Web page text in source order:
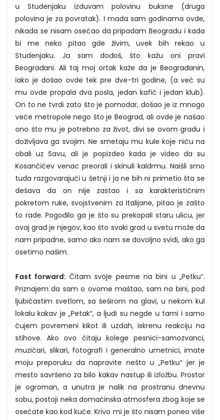
u Studenjaku izduvam polovinu buksne (druga
polovina je za povratak). I mada sam godinama ovde,
nikada se nisam osećao da pripadam Beogradu i kada
bi me neko pitao gde živim, uvek bih rekao u
Studenjaku. Ja sam dođoš, što kažu oni pravi
Beograđani. Ali taj moj ortak kaže da je Beograđanin,
iako je došao ovde tek pre dve-tri godine, (a već su
mu ovde propala dva posla, jedan kafić i jedan klub).
On to ne tvrdi zato što je pomodar, došao je iz mnogo
veće metropole nego što je Beograd, ali ovde je našao
ono što mu je potrebno za život, divi se ovom gradu i
doživljava ga svojim. Ne smetaju mu kule koje niču na
obali uz Savu, ali je popizdeo kada je video da su
Kosančićev venac preorali i skinuli kaldrmu. Naišli smo
tuda razgovarajući u šetnji i ja ne bih ni primetio šta se
dešava da on nije zastao i sa karakterističnim
pokretom ruke, svojstvenim za Italijane, pitao je zašto
to rade. Pogodilo ga je što su prekopali staru ulicu, jer
ovaj grad je njegov, kao što svaki grad u svetu može da
nam pripadne, samo ako nam se dovoljno svidi, ako ga
osetimo našim.
Fast forward: Čitam svoje pesme na bini u „Petku“.
Priznajem da sam o ovome maštao, sam na bini, pod
ljubičastim svetlom, sa šeširom na glavi, u nekom kul
lokalu kakav je „Petak“, a ljudi su negde u tami i samo
čujem povremeni kikot ili uzdah, iskrenu reakciju na
stihove. Ako ovo čitaju kolege pesnici-samozvanci,
muzičari, slikari, fotografi i generalno umetnici, imate
moju preporuku da napravite nešto u „Petku“ jer je
mesto savršeno za bilo kakav nastup ili izložbu. Prostor
je ogroman, a unutra je nalik na prostranu dnevnu
sobu, postoji neka domaćinska atmosfera zbog koje se
osećate kao kod kuće. Krivo mi je što nisam poneo više